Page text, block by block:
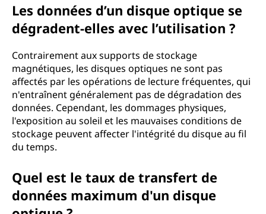
Les données d’un disque optique se
dégradent-elles avec l’utilisation ?
Contrairement aux supports de stockage
magnétiques, les disques optiques ne sont pas
affectés par les opérations de lecture fréquentes, qui
n'entraînent généralement pas de dégradation des
données. Cependant, les dommages physiques,
l'exposition au soleil et les mauvaises conditions de
stockage peuvent affecter l'intégrité du disque au fil
du temps.
Quel est le taux de transfert de
données maximum d'un disque